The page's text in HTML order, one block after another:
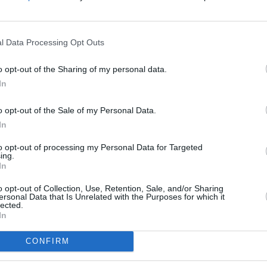
Data Processing Opt Outs
opt-out of the Sharing of my personal data.
opt-out of the Sale of my Personal Data.
opt-out of processing my Personal Data for Targeted
opt-out of Collection, Use, Retention, Sale, and/or Sharing
Data that Is Unrelated with the Purposes for which it
CONFIRM
I Met Your Mother)
kennenlernt. Vorher bittet er jedoch seine Kumpels, dass niemand
verliebt gewesen ist. Beim gemeinsamen Treffen schlägt Marshall
probieren, bei dem man intime Dinge preisgeben muss. Für Barney
völlig bloßgestellt wird, verlangt er auch von den anderen, dass sie ihr
die Romanze zwischen ihm und seiner zukünftigen Frau und Mutter